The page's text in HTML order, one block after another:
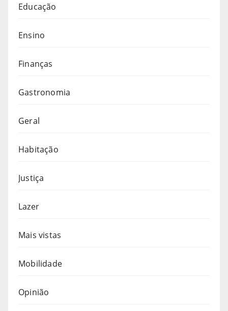
Educação
Ensino
Finanças
Gastronomia
Geral
Habitação
Justiça
Lazer
Mais vistas
Mobilidade
Opinião